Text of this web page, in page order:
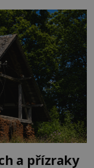
ročně. A ač je
a přízraky